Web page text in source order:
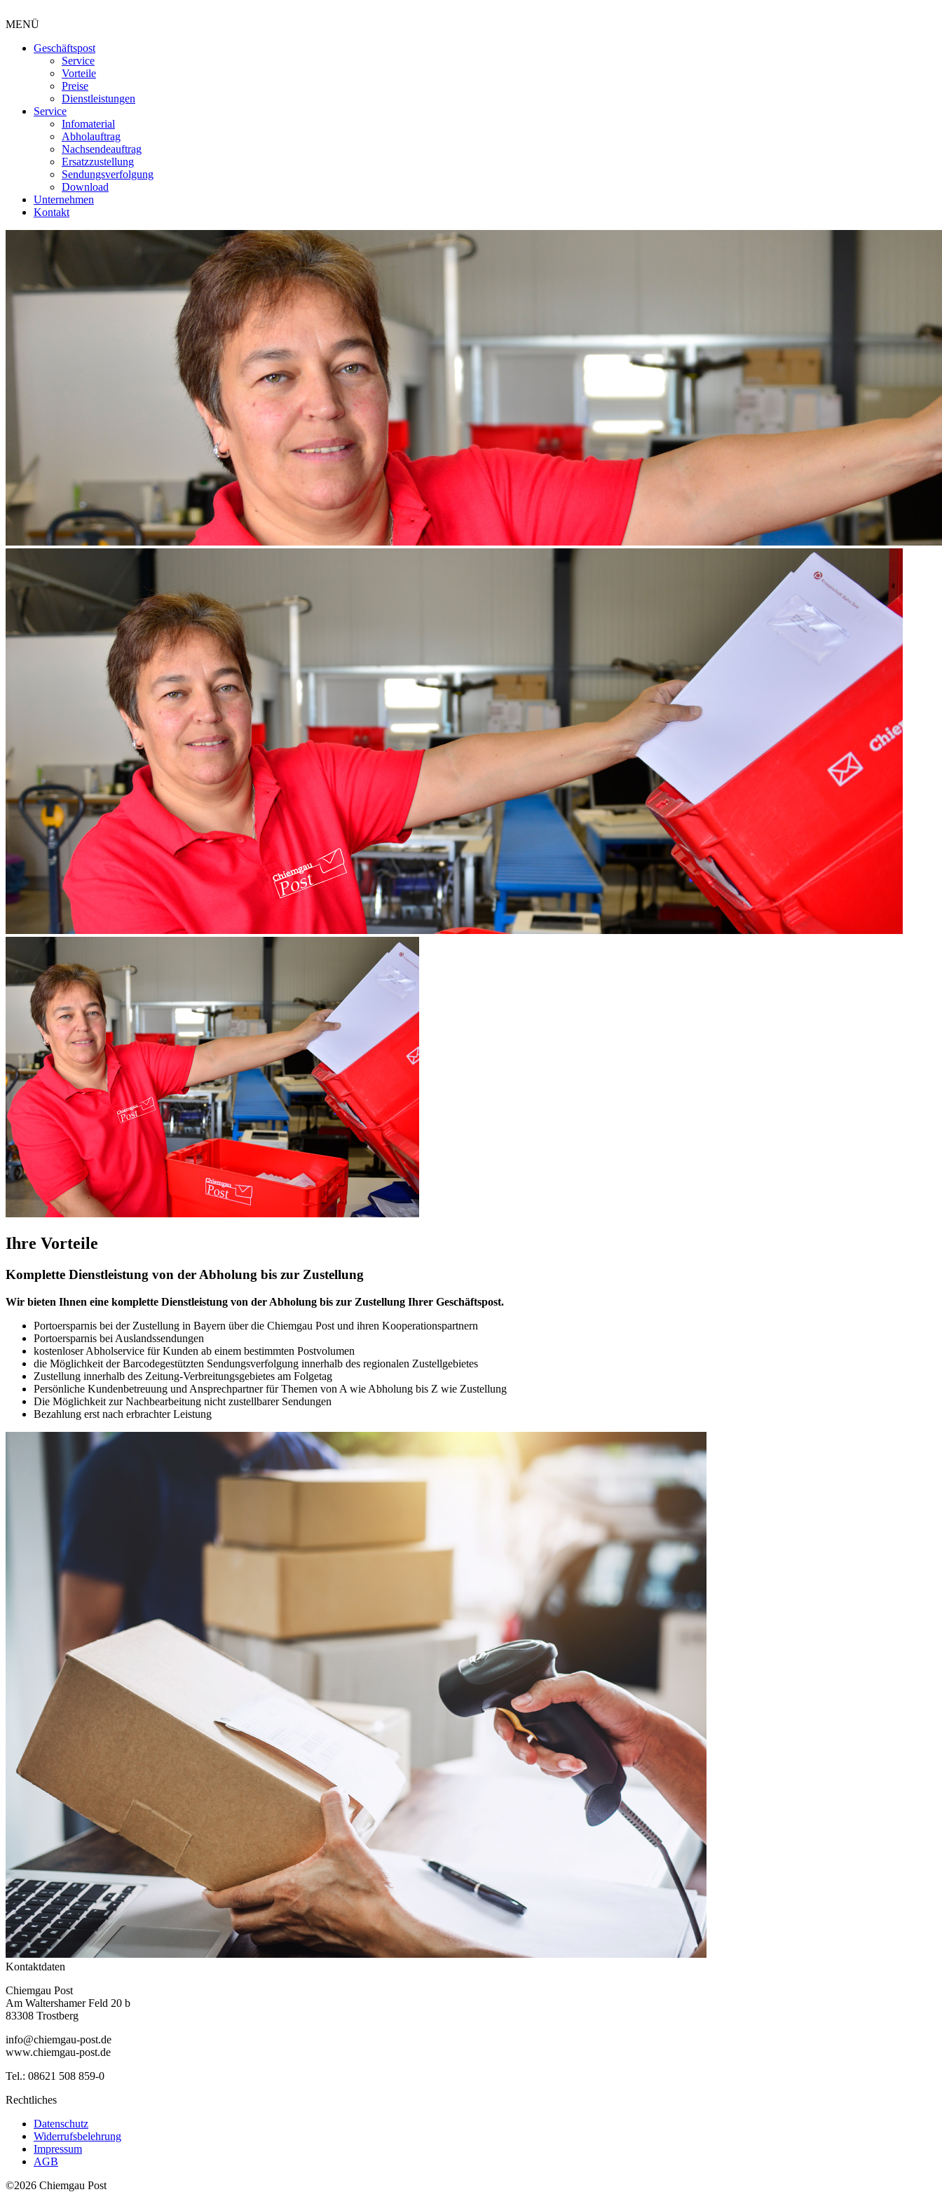
MENÜ
Geschäftspost
Service
Vorteile
Preise
Dienstleistungen
Service
Infomaterial
Abholauftrag
Nachsendeauftrag
Ersatzzustellung
Sendungsverfolgung
Download
Unternehmen
Kontakt
Ihre Vorteile
Komplette Dienstleistung von der Abholung bis zur Zustellung
Wir bieten Ihnen eine komplette Dienstleistung von der Abholung bis zur Zustellung Ihrer Geschäftspost.
Portoersparnis bei der Zustellung in Bayern über die Chiemgau Post und ihren Kooperationspartnern
Portoersparnis bei Auslandssendungen
kostenloser Abholservice für Kunden ab einem bestimmten Postvolumen
die Möglichkeit der Barcodegestützten Sendungsverfolgung innerhalb des regionalen Zustellgebietes
Zustellung innerhalb des Zeitung‐Verbreitungsgebietes am Folgetag
Persönliche Kundenbetreuung und Ansprechpartner für Themen von A wie Abholung bis Z wie Zustellung
Die Möglichkeit zur Nachbearbeitung nicht zustellbarer Sendungen
Bezahlung erst nach erbrachter Leistung
Kontaktdaten
Chiemgau Post
Am Waltershamer Feld 20 b
83308 Trostberg
info@chiemgau-post.de
www.chiemgau-post.de
Tel.: 08621 508 859-0
Rechtliches
Datenschutz
Widerrufsbelehrung
Impressum
AGB
©2026 Chiemgau Post